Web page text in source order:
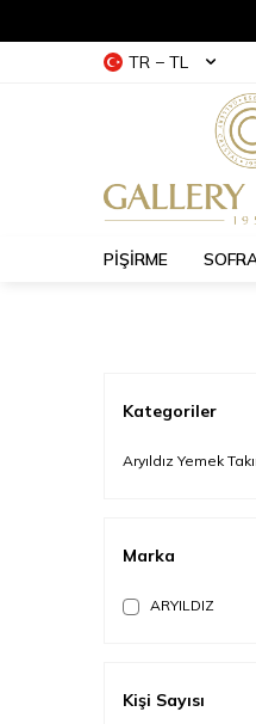
TR − TL
PİŞİRME
Kategoriler
Aryıldız Yemek
Marka
ARYILDIZ
Kişi Sayısı